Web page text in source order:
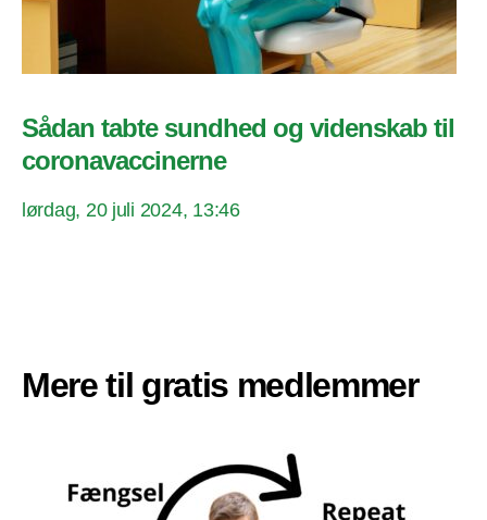
Sådan tabte sundhed og videnskab til
coronavaccinerne
lørdag, 20 juli 2024, 13:46
Mere til gratis medlemmer